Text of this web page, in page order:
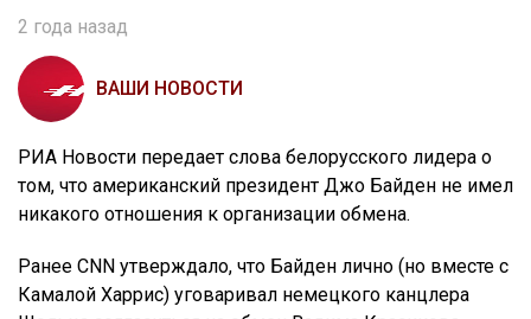
2 года назад
ВАШИ НОВОСТИ
РИА Новости передает слова белорусского лидера о
том, что американский президент Джо Байден не имел
никакого отношения к организации обмена.
Ранее CNN утверждало, что Байден лично (но вместе с
Камалой Харрис) уговаривал немецкого канцлера